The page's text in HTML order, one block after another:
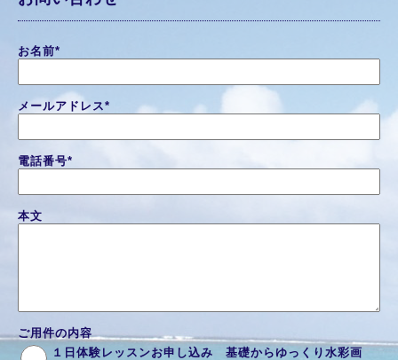
お名前*
メールアドレス*
電話番号*
本文
ご用件の内容
１日体験レッスンお申し込み 基礎からゆっくり水彩画